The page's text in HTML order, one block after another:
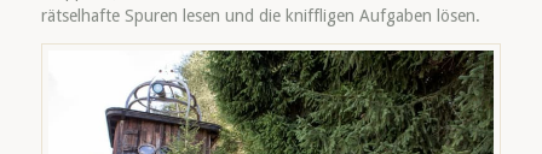
rätselhafte Spuren lesen und die kniffligen Aufgaben lösen.